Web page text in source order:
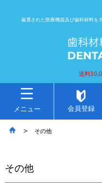
厳選された医療機器及び歯科材料を
送料
メニュー 会員登録
その他
その他